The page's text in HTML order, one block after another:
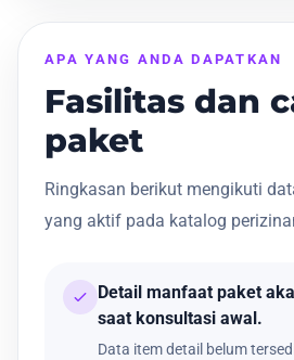
APA YANG ANDA DAPATKAN
Fasilitas dan
paket
Ringkasan berikut mengikuti
yang aktif pada katalog
Detail manfaat paket
saat konsultasi awal.
Data item detail belum